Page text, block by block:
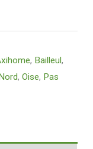
, Bailleul,
Nord,Oise, Pas